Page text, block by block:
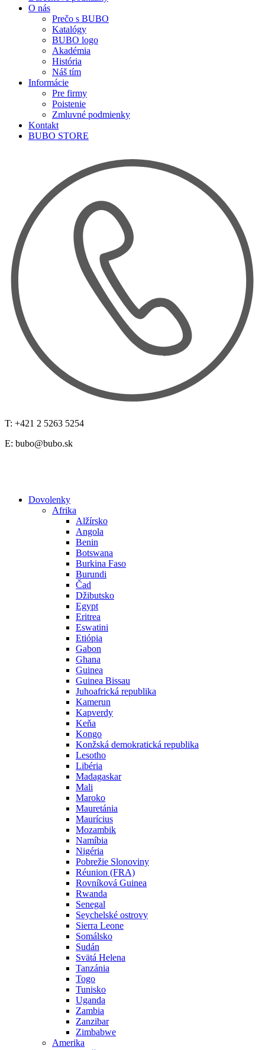
O nás
Prečo s BUBO
Katalógy
BUBO logo
Akadémia
História
Náš tím
Informácie
Pre firmy
Poistenie
Zmluvné podmienky
Kontakt
BUBO STORE
T: +421 2 5263 5254
E: bubo@bubo.sk
Dovolenky
Afrika
Alžírsko
Angola
Benin
Botswana
Burkina Faso
Burundi
Čad
Džibutsko
Egypt
Eritrea
Eswatini
Etiópia
Gabon
Ghana
Guinea
Guinea Bissau
Juhoafrická republika
Kamerun
Kapverdy
Keňa
Kongo
Konžská demokratická republika
Lesotho
Libéria
Madagaskar
Mali
Maroko
Mauretánia
Maurícius
Mozambik
Namíbia
Nigéria
Pobrežie Slonoviny
Réunion (FRA)
Rovníková Guinea
Rwanda
Senegal
Seychelské ostrovy
Sierra Leone
Somálsko
Sudán
Svätá Helena
Tanzánia
Togo
Tunisko
Uganda
Zambia
Zanzibar
Zimbabwe
Amerika